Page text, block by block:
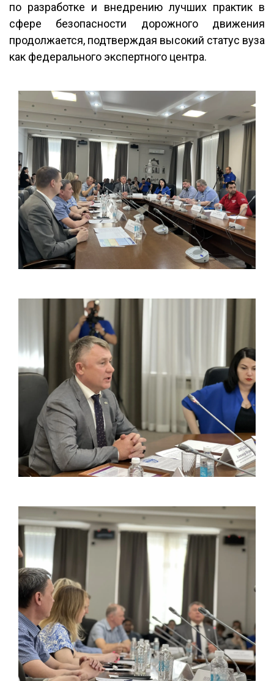
по разработке и внедрению лучших практик в
сфере безопасности дорожного движения
продолжается, подтверждая высокий статус вуза
как федерального экспертного центра.